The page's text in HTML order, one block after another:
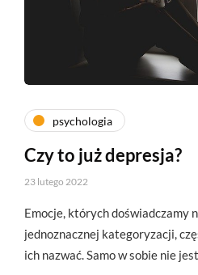
psychologia
Czy to już depresja?
23 lutego 2022
Emocje, których doświadczamy
jednoznacznej kategoryzacji,
ich nazwać. Samo w sobie nie